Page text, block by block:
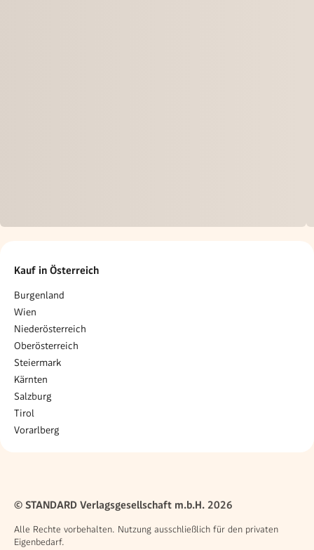
Kauf in Österreich
Burgenland
Wien
Niederösterreich
Oberösterreich
Steiermark
Kärnten
Salzburg
Tirol
Vorarlberg
© STANDARD Verlagsgesellschaft m.b.H. 2026
Alle Rechte vorbehalten. Nutzung ausschließlich für den privaten
Eigenbedarf.